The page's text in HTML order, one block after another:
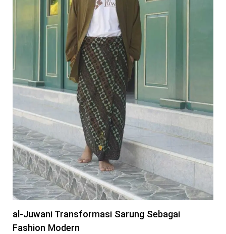
al-Juwani Transformasi Sarung Sebagai
Fashion Modern